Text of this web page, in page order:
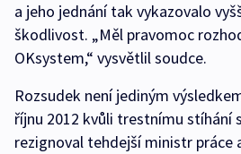
a jeho jednání tak vykazovalo
škodlivost. „Měl pravomoc
OKsystem,“ vysvětlil soudce.
Rozsudek není jediným
říjnu 2012 kvůli trestnímu stíhání
rezignoval tehdejší ministr práce